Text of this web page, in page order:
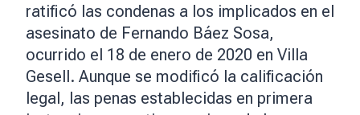
ratificó las condenas a los implicados en el
asesinato de Fernando Báez Sosa,
ocurrido el 18 de enero de 2020 en Villa
Gesell. Aunque se modificó la calificación
legal, las penas establecidas en primera